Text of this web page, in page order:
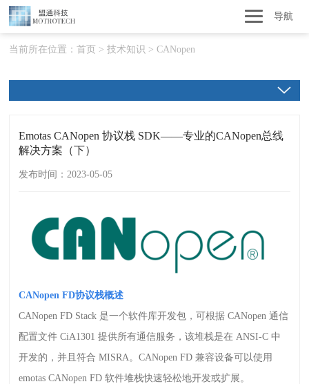
导航
当前所在位置：首页 >技术知识 >CANopen
Emotas CANopen 协议栈 SDK——专业的CANopen总线
解决方案（下）
发布时间：2023-05-05
CANopen FD协议栈概述
CANopen FD Stack 是一个软件库开发包，可根据CANopen通信
配置文件CiA1301提供所有通信服务，该堆栈是在ANSI-C中
开发的，并且符合MISRA。CANopen FD兼容设备可以使用
emotas CANopen FD软件堆栈快速轻松地开发或扩展。